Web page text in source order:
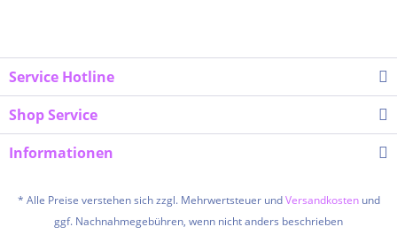
Service Hotline
Shop Service
Informationen
* Alle Preise verstehen sich zzgl. Mehrwertsteuer undVersandkostenund
ggf. Nachnahmegebühren, wenn nicht anders beschrieben